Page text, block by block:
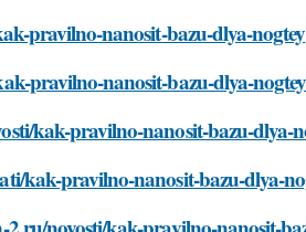
pravilno-nanosit-bazu-dlya-nogtey
pravilno-nanosit-bazu-dlya-nogtey
kak-pravilno-nanosit-bazu-dlya-
kak-pravilno-nanosit-bazu-dlya-